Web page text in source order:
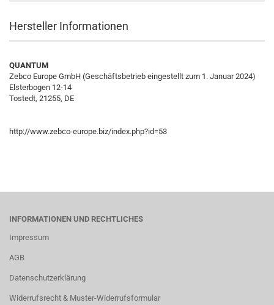
Hersteller Informationen
QUANTUM
Zebco Europe GmbH (Geschäftsbetrieb eingestellt zum 1. Januar 2024)
Elsterbogen 12-14
Tostedt, 21255, DE
http://www.zebco-europe.biz/index.php?id=53
INFORMATIONEN UND RECHTLICHES
Impressum
AGB
Datenschutzerklärung
Widerrufsrecht & Muster-Widerrufsformular